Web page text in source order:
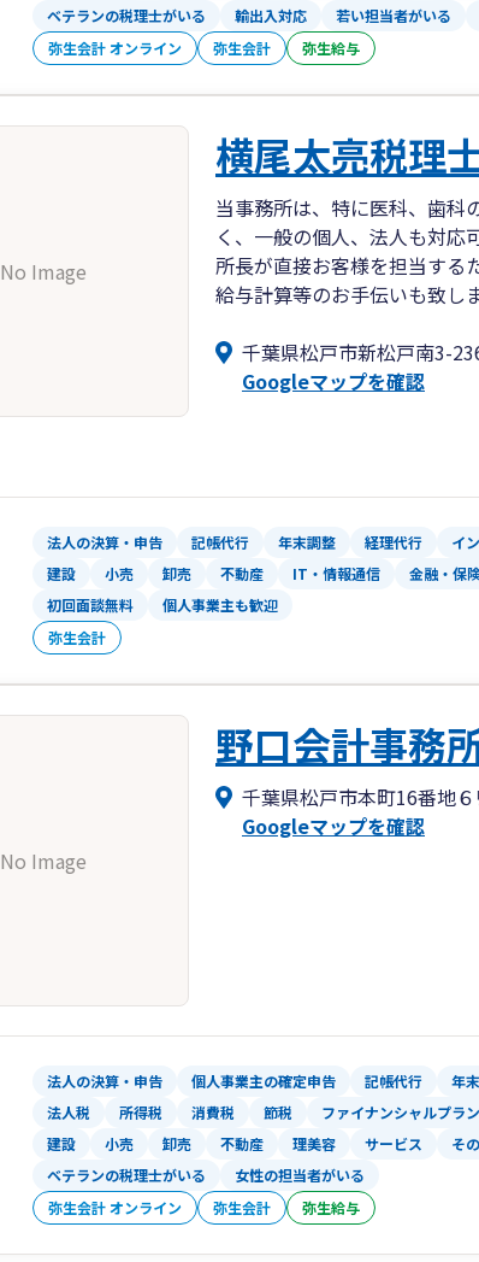
ベテランの税理士がいる
輸出入対応 若い担当者がいる
弥生会計 オンライン 弥生会計 弥生給与
No Image
横尾太亮税理
当事務所は、特に医科、歯科
く、一般の個人、法人も対応
所長が直接お客様を担当する
給与計算等のお手伝いも致しま
千葉県松戸市新松戸南3-
Googleマップを確認
法人の決算・申告 記帳代行 年末調整 経理代行 イ
建設 小売 卸売 不動産 IT・情報通信 金融・保
初回面談無料 個人事業主も歓迎
弥生会計
No Image
野口会計事務
千葉県松戸市本町16番地
Googleマップを確認
法人の決算・申告 個人事業主の確定申告 記帳代行 年
法人税
所得税 消費税 節税 ファイナンシャルプラン
建設 小売 卸売 不動産 理美容 サービス そ
ベテランの税理士がいる 女性の担当者がいる
弥生会計 オンライン 弥生会計 弥生給与